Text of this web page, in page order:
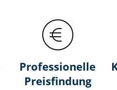
Professionelle
Preisfindung